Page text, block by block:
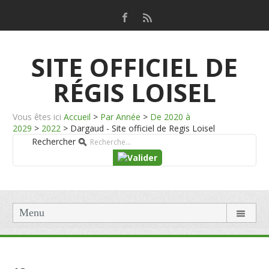
SITE OFFICIEL DE
RÉGIS LOISEL
Vous êtes ici Accueil > Par Année > De 2020 à
2029 > 2022 > Dargaud - Site officiel de Regis Loisel
Rechercher
Menu